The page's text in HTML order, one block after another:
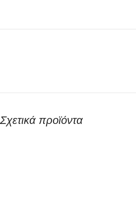
Σχετικά προϊόντα